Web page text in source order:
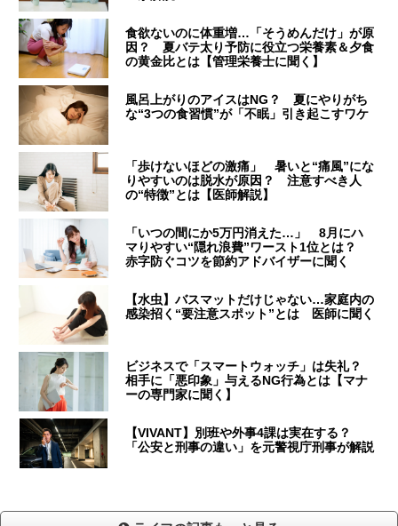
食欲ないのに体重増…「そうめんだけ」が原
因？ 夏バテ太り予防に役立つ栄養素＆夕食
の黄金比とは【管理栄養士に聞く】
風呂上がりのアイスはNG？ 夏にやりがち
な“3つの食習慣”が「不眠」引き起こすワケ
「歩けないほどの激痛」 暑いと“痛風”にな
りやすいのは脱水が原因？ 注意すべき人
の“特徴”とは【医師解説】
「いつの間にか5万円消えた…」 8月にハ
マりやすい“隠れ浪費”ワースト1位とは？
赤字防ぐコツを節約アドバイザーに聞く
【水虫】バスマットだけじゃない…家庭内の
感染招く“要注意スポット”とは 医師に聞く
ビジネスで「スマートウォッチ」は失礼？
相手に「悪印象」与えるNG行為とは【マナ
ーの専門家に聞く】
【VIVANT】別班や外事4課は実在する？
「公安と刑事の違い」を元警視庁刑事が解説